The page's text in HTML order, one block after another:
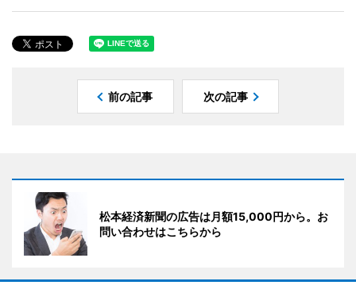
前の記事 次の記事
松本経済新聞の広告は月額15,000円から。お
問い合わせはこちらから